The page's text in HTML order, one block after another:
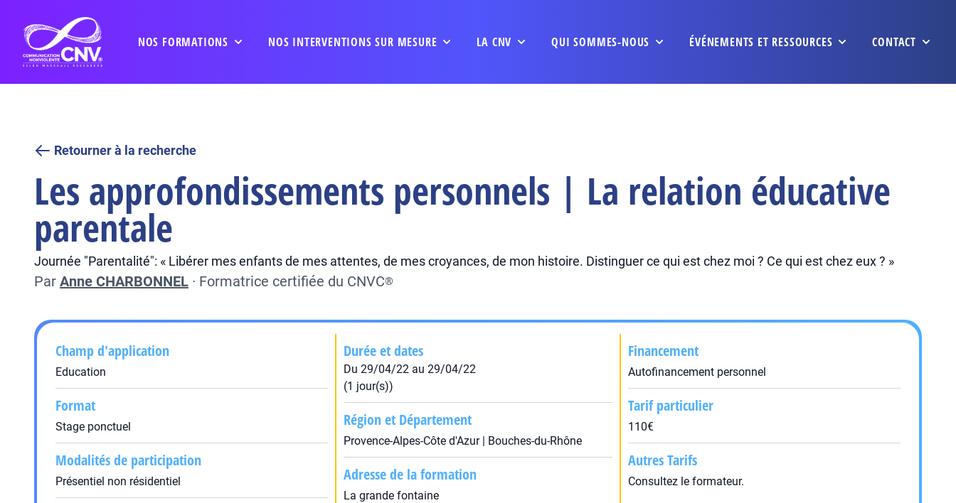
NOS FORMATIONS NOS INTERVENTIONS SUR MESURE LA CNV QUI SOMMES-NOUS ÉVÉNEMENTS ET RESSOURCES CONTACT
Retourner à la recherche
Les approfondissements personnels | La relation éducative
parentale
Journée "Parentalité": « Libérer mes enfants de mes attentes, de mes croyances, de mon histoire. Distinguer ce qui est chez moi ? Ce qui est chez eux ? »
Par Anne CHARBONNEL · Formatrice certifiée du CNVC®
Champ d'application
Education
Format
Stage ponctuel
Modalités de participation
Présentiel non résidentiel
Durée et dates
Du 29/04/22 au 29/04/22
(1 jour(s))
Région et Département
Provence-Alpes-Côte d'Azur | Bouches-du-Rhône
Adresse de la formation
La grande fontaine
Financement
Autofinancement personnel
Tarif particulier
110€
Autres Tarifs
Consultez le formateur.